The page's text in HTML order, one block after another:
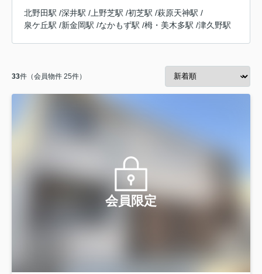
北野田駅 /深井駅 / 上野芝駅 /初芝駅 /萩原天神駅 /
泉ケ丘駅 /新金岡駅 /なかもず駅 /栂・美木多駅 /津久野駅
33件（会員物件 25件）
会員限定